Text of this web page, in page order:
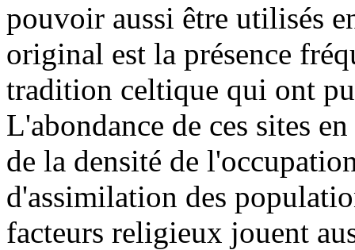
pouvoir aussi être utilisés
original est la présence
tradition celtique qui ont
L'abondance de ces sites
de la densité de
d'assimilation des
facteurs religieux jouent